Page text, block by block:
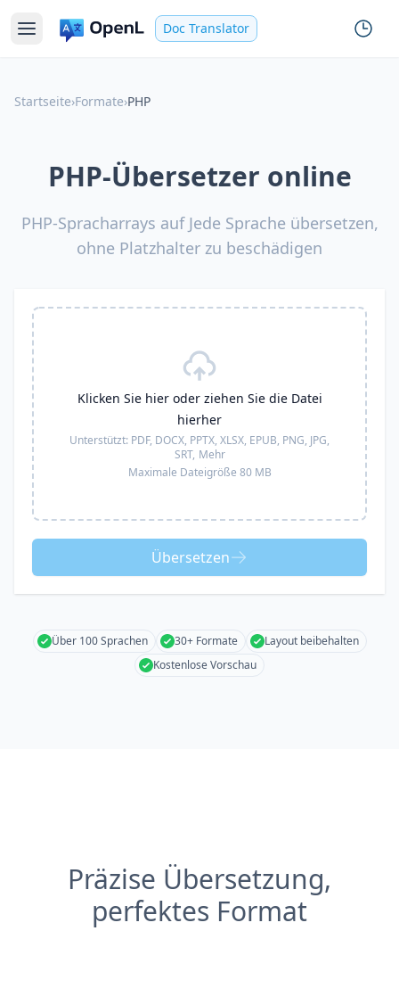
Doc Translator
Startseite›Formate›PHP
PHP-Übersetzer online
PHP-Spracharrays auf Jede Sprache übersetzen,
ohne Platzhalter zu beschädigen
Klicken Sie hier oder ziehen Sie die Datei
hierher
Unterstützt: PDF, DOCX, PPTX, XLSX, EPUB, PNG, JPG,
SRT, Mehr
Maximale Dateigröße 80 MB
Übersetzen
Über 100 Sprachen 30+ Formate
Layout beibehalten
Kostenlose Vorschau
Präzise Übersetzung,
perfektes Format